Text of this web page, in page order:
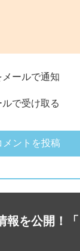
ールで通知
で受け取る
報を公開！